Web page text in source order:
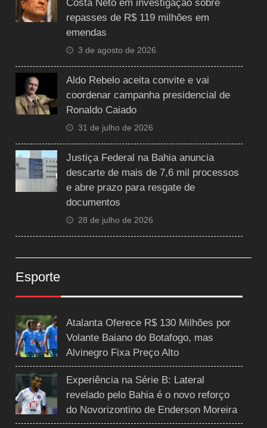
Costa Neto em investigação sobre
repasses de R$ 119 milhões em
emendas
3 de agosto de 2026
Aldo Rebelo aceita convite e vai
coordenar campanha presidencial de
Ronaldo Caiado
31 de julho de 2026
Justiça Federal na Bahia anuncia
descarte de mais de 7,6 mil processos
e abre prazo para resgate de
documentos
28 de julho de 2026
Esporte
Atalanta Oferece R$ 130 Milhões por
Volante Baiano do Botafogo, mas
Alvinegro Fixa Preço Alto
Experiência na Série B: Lateral
revelado pelo Bahia é o novo reforço
do Novorizontino de Enderson Moreira